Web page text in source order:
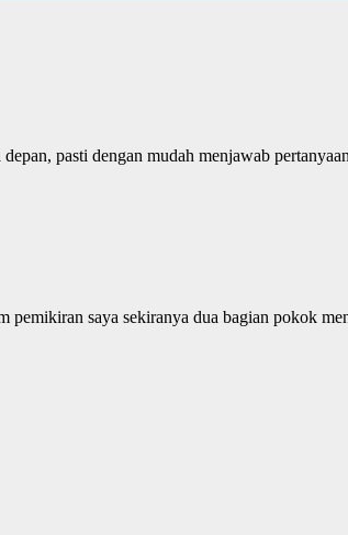
pasti dengan mudah menjawab
saya sekiranya dua bagian pokok